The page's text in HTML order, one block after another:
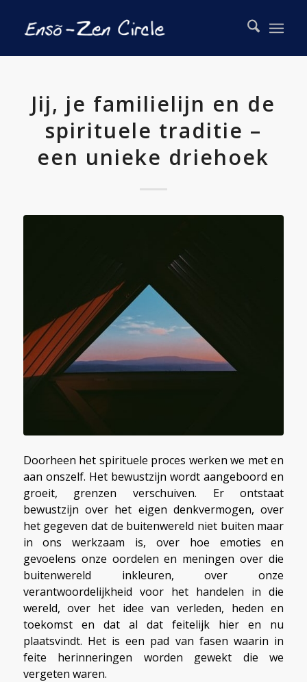
Jij, je familielijn en de
spirituele traditie –
een unieke driehoek
Doorheen het spirituele proces werken we met en
aan onszelf. Het bewustzijn wordt aangeboord en
groeit, grenzen verschuiven. Er ontstaat
bewustzijn over het eigen denkvermogen, over
het gegeven dat de buitenwereld niet buiten maar
in ons werkzaam is, over hoe emoties en
gevoelens onze oordelen en meningen over die
buitenwereld inkleuren, over onze
verantwoordelijkheid voor het handelen in die
wereld, over het idee van verleden, heden en
toekomst en dat al dat feitelijk hier en nu
plaatsvindt. Het is een pad van fasen waarin in
feite herinneringen worden gewekt die we
vergeten waren.